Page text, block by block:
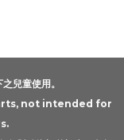
兒童使用。
not intended for